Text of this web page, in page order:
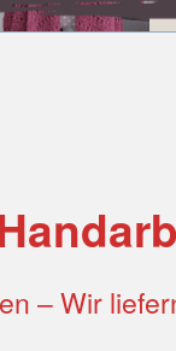
– Wir